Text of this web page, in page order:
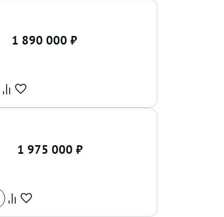
1 890 000 ₽
1 975 000 ₽